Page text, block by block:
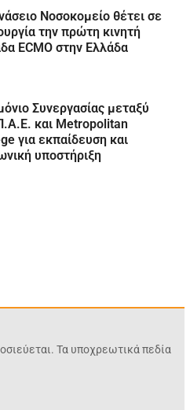
Νοσοκομείο θέτει σε
την πρώτη κινητή
ECMO στην Ελλάδα
Συνεργασίας μεταξύ
και Metropolitan
για εκπαίδευση και
υποστήριξη
Τα υποχρεωτικά πεδία